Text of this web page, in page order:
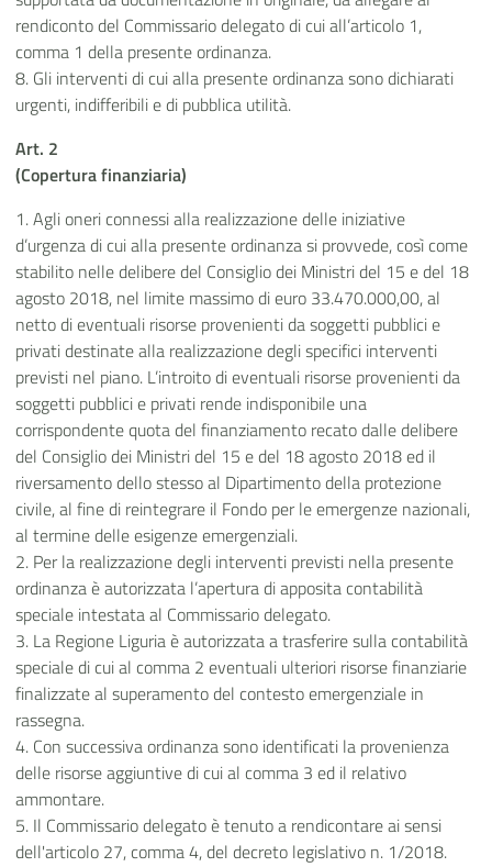
rendiconto del Commissario delegato di cui all’articolo 1,
comma 1 della presente ordinanza.
8. Gli interventi di cui alla presente ordinanza sono dichiarati
urgenti, indifferibili e di pubblica utilità.
Art. 2
(Copertura finanziaria)
1. Agli oneri connessi alla realizzazione delle iniziative
d’urgenza di cui alla presente ordinanza si provvede, così come
stabilito nelle delibere del Consiglio dei Ministri del 15 e del 18
agosto 2018, nel limite massimo di euro 33.470.000,00, al
netto di eventuali risorse provenienti da soggetti pubblici e
privati destinate alla realizzazione degli specifici interventi
previsti nel piano. L’introito di eventuali risorse provenienti da
soggetti pubblici e privati rende indisponibile una
corrispondente quota del finanziamento recato dalle delibere
del Consiglio dei Ministri del 15 e del 18 agosto 2018 ed il
riversamento dello stesso al Dipartimento della protezione
civile, al fine di reintegrare il Fondo per le emergenze nazionali,
al termine delle esigenze emergenziali.
2. Per la realizzazione degli interventi previsti nella presente
ordinanza è autorizzata l’apertura di apposita contabilità
speciale intestata al Commissario delegato.
3. La Regione Liguria è autorizzata a trasferire sulla contabilità
speciale di cui al comma 2 eventuali ulteriori risorse finanziarie
finalizzate al superamento del contesto emergenziale in
rassegna.
4. Con successiva ordinanza sono identificati la provenienza
delle risorse aggiuntive di cui al comma 3 ed il relativo
ammontare.
5. Il Commissario delegato è tenuto a rendicontare ai sensi
dell'articolo 27, comma 4, del decreto legislativo n. 1/2018.